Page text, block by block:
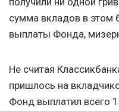
сумма вкладов в этом
выплаты Фонда,
Не считая
пришлось на
Фонд выплатил всего